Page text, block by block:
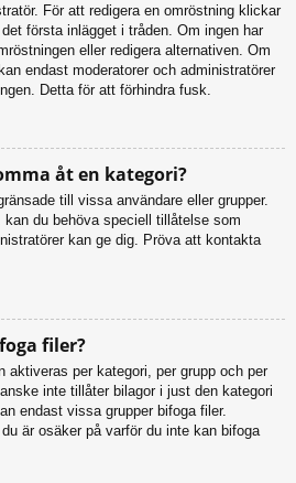
För att redigera en omröstning klickar
första inlägget i tråden. Om ingen har
eller redigera alternativen. Om
endast moderatorer och administratörer
Detta för att förhindra fusk.
åt en kategori?
till vissa användare eller grupper.
du behöva speciell tillåtelse som
kan ge dig. Pröva att kontakta
filer?
aktiveras per kategori, per grupp och per
inte tillåter bilagor i just den kategori
endast vissa grupper bifoga filer.
är osäker på varför du inte kan bifoga